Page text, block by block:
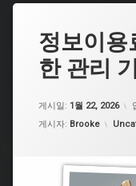
정보이용
한 관리
게시일: 1월 22, 2026
게시자: Brooke 카테